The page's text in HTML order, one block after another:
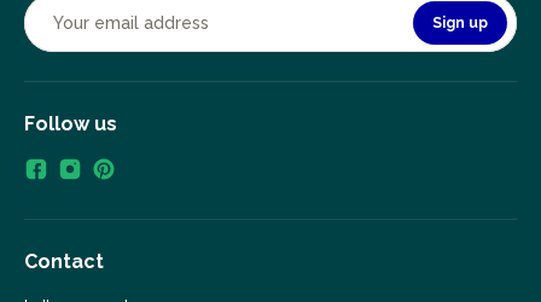
Sign up
Follow us
Contact